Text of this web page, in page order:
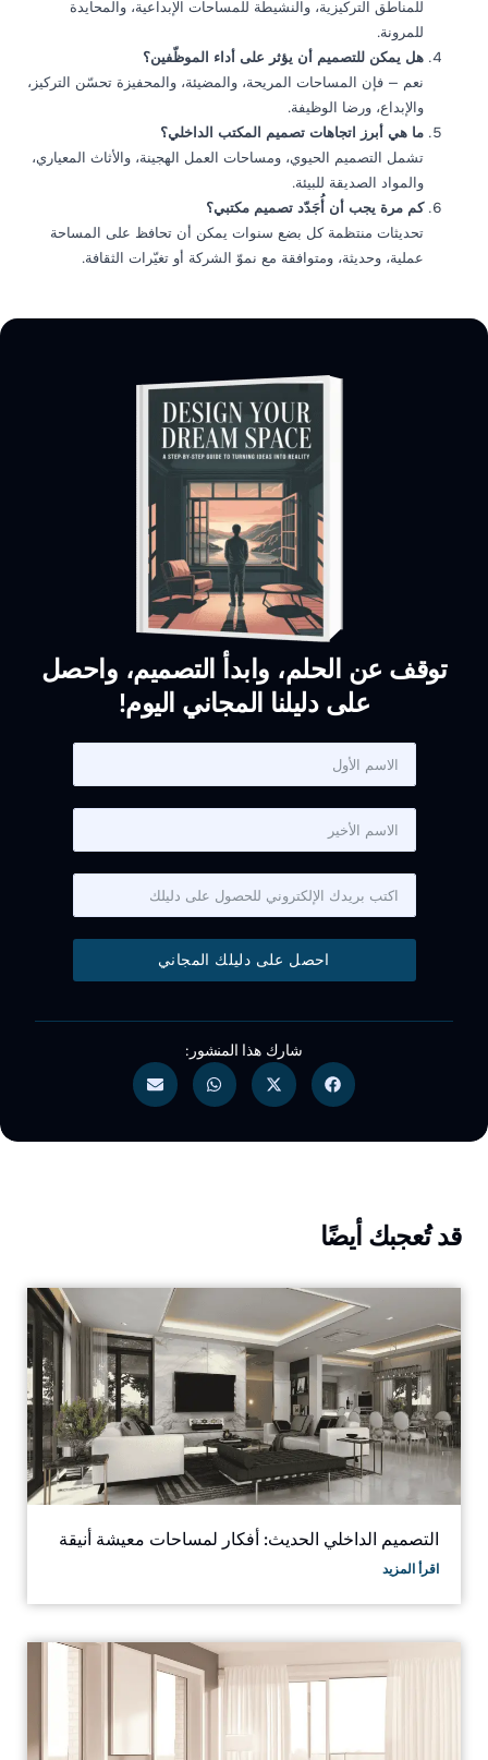
للمناطق التركيزية، والنشيطة للمساحات الإبداعية، والمحايدة
للمرونة.
هل يمكن للتصميم أن يؤثر على أداء الموظّفين؟
نعم — فإن المساحات المريحة، والمضيئة، والمحفيزة تحسّن التركيز،
والإبداع، ورضا الوظيفة.
ما هي أبرز اتجاهات تصميم المكتب الداخلي؟
تشمل التصميم الحيوي، ومساحات العمل الهجينة، والأثاث المعياري،
والمواد الصديقة للبيئة.
كم مرة يجب أن أُجَدّد تصميم مكتبي؟
تحديثات منتظمة كل بضع سنوات يمكن أن تحافظ على المساحة
عملية، وحديثة، ومتوافقة مع نموّ الشركة أو تغيّرات الثقافة.
توقف عن الحلم، وابدأ التصميم، واحصل
على دليلنا المجاني اليوم!
احصل على دليلك المجاني
شارك هذا المنشور:
قد تُعجبك أيضًا
التصميم الداخلي الحديث: أفكار لمساحات معيشة أنيقة
اقرأ المزيد
Welcome to Soul Architecture. To get started, please